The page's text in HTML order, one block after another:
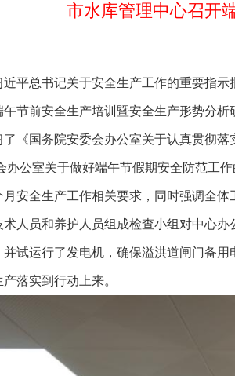
市水库管理中心召开
总书记关于安全生产工作的重要指示
午节前安全生产培训暨安全生产形势分
国务院安委会办公室关于认真贯彻落
办公室关于做好端午节假期安全防范工
安全生产工作相关要求，同时强调全
员和养护人员组成检查小组对中心办
试运行了发电机，确保溢洪道闸门备
落实到行动上来。